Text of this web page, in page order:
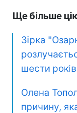
Ще більше
Зірка
шести
Олена
причину,